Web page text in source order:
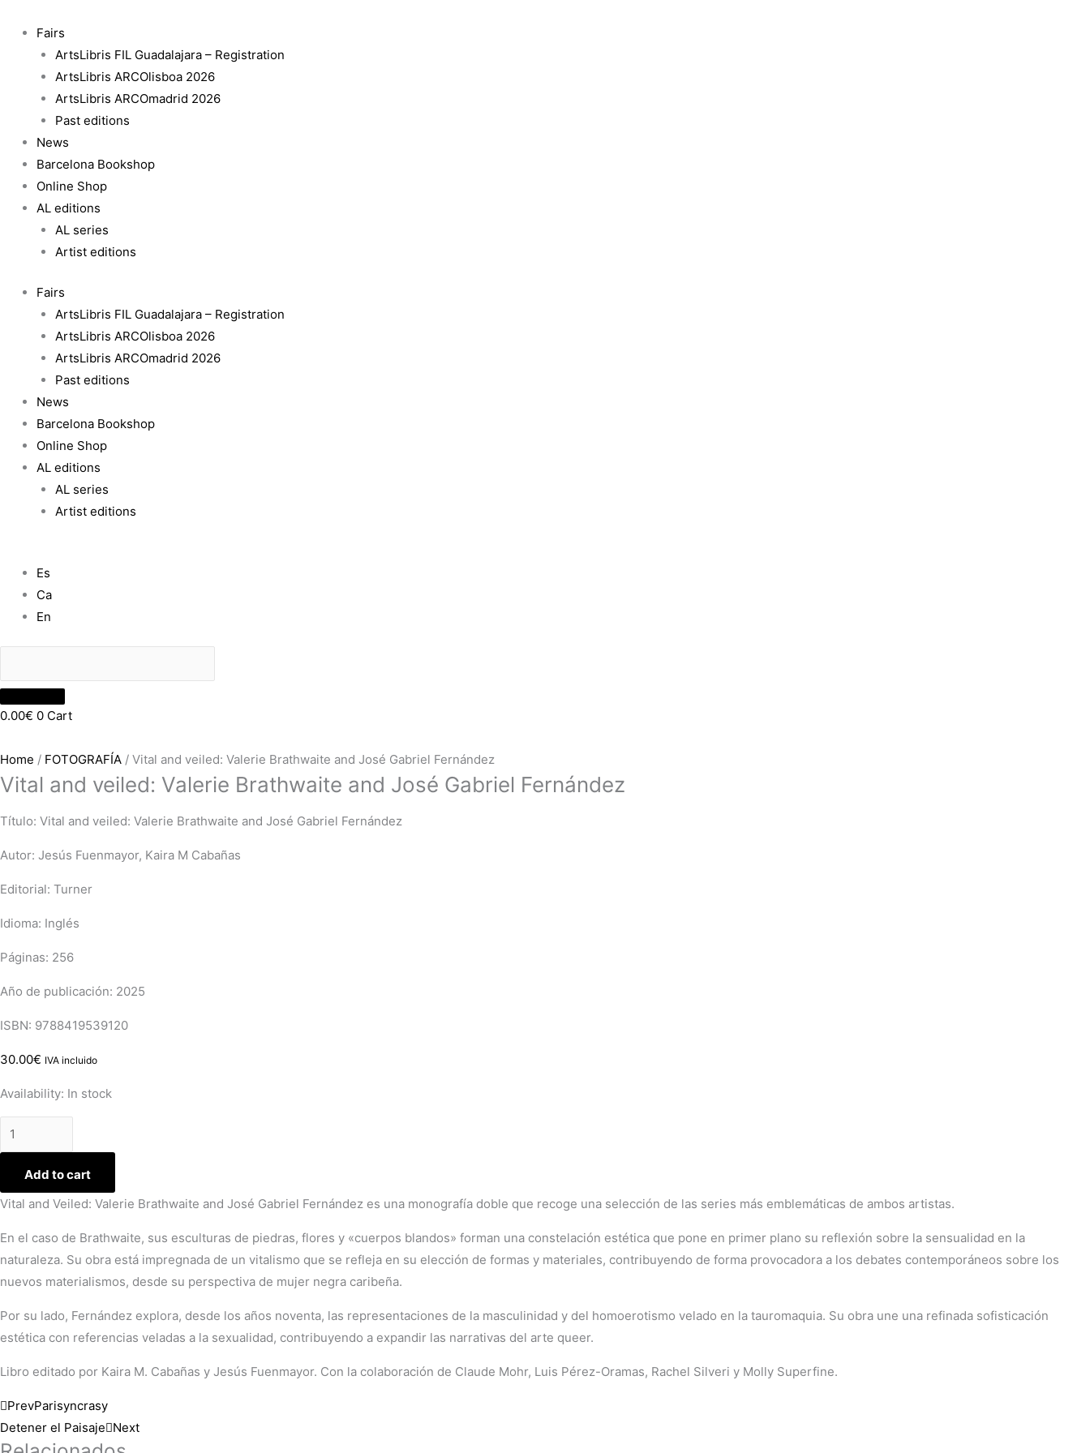
content
Fairs
ArtsLibris FIL Guadalajara – Registration
ArtsLibris ARCOlisboa 2026
ArtsLibris ARCOmadrid 2026
Past editions
News
Barcelona Bookshop
Online Shop
AL editions
AL series
Artist editions
Fairs
ArtsLibris FIL Guadalajara – Registration
ArtsLibris ARCOlisboa 2026
ArtsLibris ARCOmadrid 2026
Past editions
News
Barcelona Bookshop
Online Shop
AL editions
AL series
Artist editions
Es
Ca
En
0.00€ 0 Cart
Home / FOTOGRAFÍA / Vital and veiled: Valerie Brathwaite and José Gabriel Fernández
Vital and veiled: Valerie Brathwaite and José Gabriel Fernández
Título: Vital and veiled: Valerie Brathwaite and José Gabriel Fernández
Autor: Jesús Fuenmayor, Kaira M Cabañas
Editorial: Turner
Idioma: Inglés
Páginas: 256
Año de publicación: 2025
ISBN: 9788419539120
30.00€ IVA incluido
Availability: In stock
Brathwaite
José
Gabriel
Fernández
quantity
Add to cart
Vital and Veiled: Valerie Brathwaite and José Gabriel Fernández es una monografía doble que recoge una selección de las series más emblemáticas de ambos artistas.
En el caso de Brathwaite, sus esculturas de piedras, flores y «cuerpos blandos» forman una constelación estética que pone en primer plano su reflexión sobre la sensualidad en la
naturaleza. Su obra está impregnada de un vitalismo que se refleja en su elección de formas y materiales, contribuyendo de forma provocadora a los debates contemporáneos sobre los
nuevos materialismos, desde su perspectiva de mujer negra caribeña.
Por su lado, Fernández explora, desde los años noventa, las representaciones de la masculinidad y del homoerotismo velado en la tauromaquia. Su obra une una refinada sofisticación
estética con referencias veladas a la sexualidad, contribuyendo a expandir las narrativas del arte queer.
Libro editado por Kaira M. Cabañas y Jesús Fuenmayor. Con la colaboración de Claude Mohr, Luis Pérez-Oramas, Rachel Silveri y Molly Superfine.
PrevParisyncrasy
Detener el Paisaje Next